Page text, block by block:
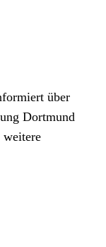
über
Dortmund